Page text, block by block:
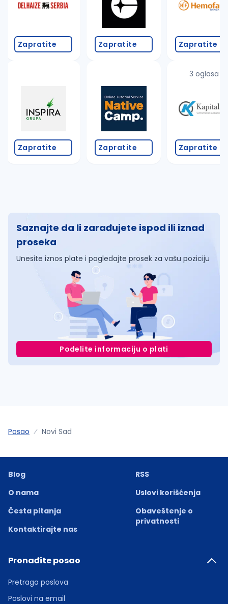
proverite pravopisne greške (koristite č, ć, š, đ,
povećajte radijus za odabrani grad
promenite odabrane filtere pretrage
Zapratite
Zapratite
Zapratite
Zapratite
Zapratite
3 oglasa
Zapratite
Saznajte da li zarađujete ispod ili iznad
proseka
Unesite iznos plate i pogledajte prosek za vašu poziciju
Podelite informaciju o plati
Posao Novi Sad
Blog
O nama
Česta pitanja
Kontaktirajte nas
RSS
Uslovi korišćenja
Obaveštenje o
privatnosti
Pronađite posao
Pretraga poslova
Poslovi na email